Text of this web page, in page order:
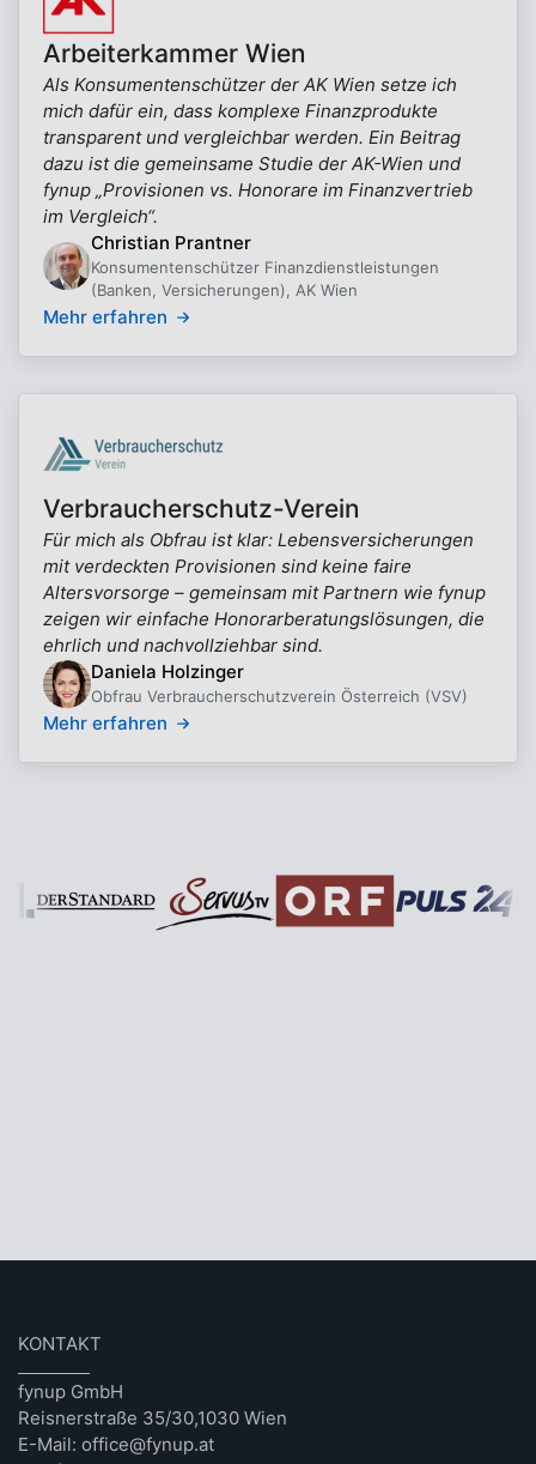
Arbeiterkammer Wien
Als Konsumentenschützer der AK Wien setze ich
mich dafür ein, dass komplexe Finanzprodukte
transparent und vergleichbar werden. Ein Beitrag
dazu ist die gemeinsame Studie der AK-Wien und
fynup „Provisionen vs. Honorare im Finanzvertrieb
im Vergleich“.
Christian Prantner
Konsumentenschützer Finanzdienstleistungen
(Banken, Versicherungen), AK Wien
Mehr erfahren
Verbraucherschutz-Verein
Für mich als Obfrau ist klar: Lebensversicherungen
mit verdeckten Provisionen sind keine faire
Altersvorsorge – gemeinsam mit Partnern wie fynup
zeigen wir einfache Honorarberatungslösungen, die
ehrlich und nachvollziehbar sind.
Daniela Holzinger
Obfrau Verbraucherschutzverein Österreich (VSV)
Mehr erfahren
KONTAKT
fynup GmbH
Reisnerstraße 35/30,1030 Wien
E-Mail: office@fynup.at